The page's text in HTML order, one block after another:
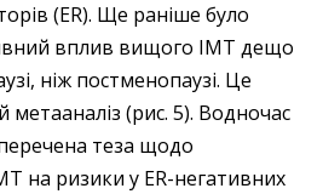
(ER). Ще раніше було
вплив вищого ІМТ дещо
ніж постменопаузі. Це
метааналіз (рис. 5). Водночас
теза щодо
на ризики у ER-негативних